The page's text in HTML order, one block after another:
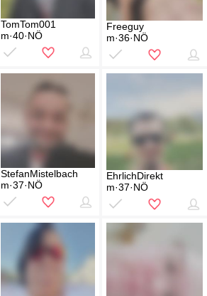
TomTom001
m·40·NÖ
Freeguy
m·36·NÖ
StefanMistelbach
m·37·NÖ
EhrlichDirekt
m·37·NÖ